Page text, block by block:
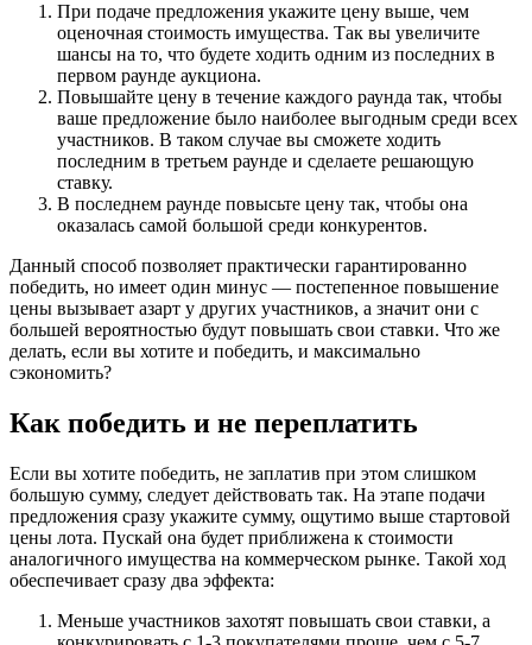
При подаче предложения укажите цену выше, чем
оценочная стоимость имущества. Так вы увеличите
шансы на то, что будете ходить одним из последних в
первом раунде аукциона.
Повышайте цену в течение каждого раунда так, чтобы
ваше предложение было наиболее выгодным среди всех
участников. В таком случае вы сможете ходить
последним в третьем раунде и сделаете решающую
ставку.
В последнем раунде повысьте цену так, чтобы она
оказалась самой большой среди конкурентов.
Данный способ позволяет практически гарантированно
победить, но имеет один минус — постепенное повышение
цены вызывает азарт у других участников, а значит они с
большей вероятностью будут повышать свои ставки. Что же
делать, если вы хотите и победить, и максимально
сэкономить?
Как победить и не переплатить
Если вы хотите победить, не заплатив при этом слишком
большую сумму, следует действовать так. На этапе подачи
предложения сразу укажите сумму, ощутимо выше стартовой
цены лота. Пускай она будет приближена к стоимости
аналогичного имущества на коммерческом рынке. Такой ход
обеспечивает сразу два эффекта:
Меньше участников захотят повышать свои ставки, а